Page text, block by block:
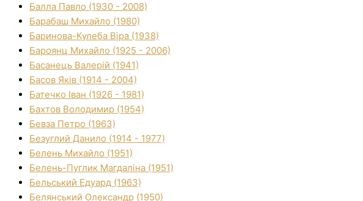
Балла Павло (1930 - 2008)
Барабаш Михайло (1980)
Баринова-Кулеба Віра (1938)
Бароянц Михайло (1925 - 2006)
Басанець Валерій (1941)
Басов Яків (1914 - 2004)
Батечко Іван (1926 - 1981)
Бахтов Володимир (1954)
Бевза Петро (1963)
Безуглий Данило (1914 - 1977)
Белень Михайло (1951)
Белень-Пуглик Магдаліна (1951)
Бельський Едуард (1963)
Белянський Олександр (1950)